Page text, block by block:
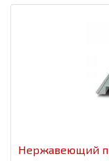
Нержавеющий